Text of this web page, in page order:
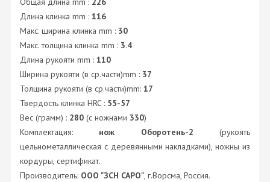
Длина клинка mm : 116
Макс. ширина клинка mm : 30
Макс. толщина клинка mm : 3.4
Длина рукояти mm : 110
Ширина рукояти (в ср.части)mm : 37
Толщина рукояти (в ср.части)mm: 17
Твердость клинка HRC : 55-57
Вес (грамм) : 280 (с ножнами 330)
Комплектация: нож Оборотень-2 (рукоять
цельнометаллическая с деревянными накладками), ножны из
кордуры, сертификат.
Производитель: ООО "ЗСН САРО", г.Ворсма, Россия.